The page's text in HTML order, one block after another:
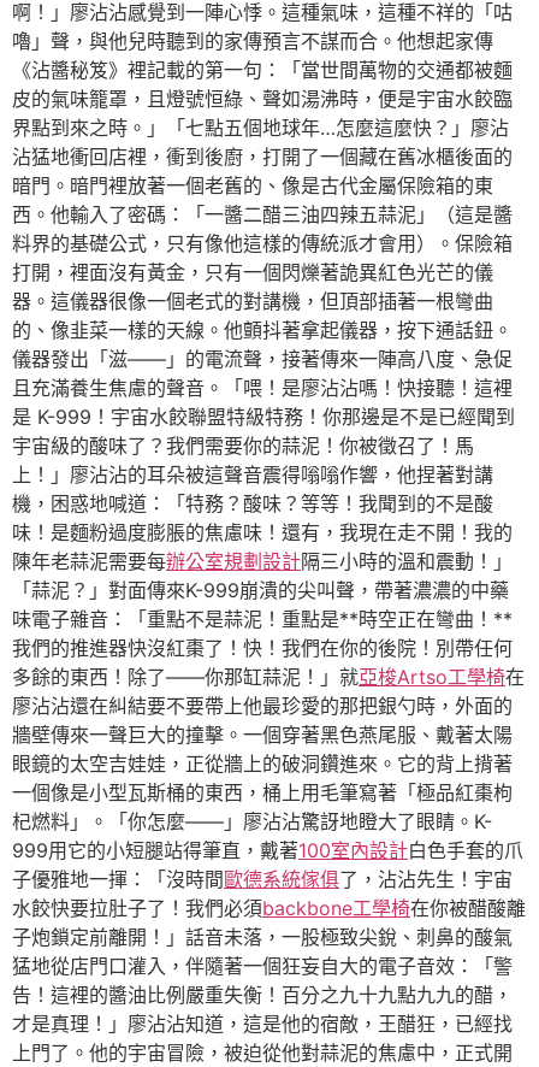
啊！」廖沾沾感覺到一陣心悸。這種氣味，這種不祥的「咕
嚕」聲，與他兒時聽到的家傳預言不謀而合。他想起家傳
《沾醬秘笈》裡記載的第一句：「當世間萬物的交通都被麵
皮的氣味籠罩，且燈號恒綠、聲如湯沸時，便是宇宙水餃臨
界點到來之時。」「七點五個地球年…怎麼這麼快？」廖沾
沾猛地衝回店裡，衝到後廚，打開了一個藏在舊冰櫃後面的
暗門。暗門裡放著一個老舊的、像是古代金屬保險箱的東
西。他輸入了密碼：「一醬二醋三油四辣五蒜泥」（這是醬
料界的基礎公式，只有像他這樣的傳統派才會用）。保險箱
打開，裡面沒有黃金，只有一個閃爍著詭異紅色光芒的儀
器。這儀器很像一個老式的對講機，但頂部插著一根彎曲
的、像韭菜一樣的天線。他顫抖著拿起儀器，按下通話鈕。
儀器發出「滋——」的電流聲，接著傳來一陣高八度、急促
且充滿養生焦慮的聲音。「喂！是廖沾沾嗎！快接聽！這裡
是 K-999！宇宙水餃聯盟特級特務！你那邊是不是已經聞到
宇宙級的酸味了？我們需要你的蒜泥！你被徵召了！馬
上！」廖沾沾的耳朵被這聲音震得嗡嗡作響，他捏著對講
機，困惑地喊道：「特務？酸味？等等！我聞到的不是酸
味！是麵粉過度膨脹的焦慮味！還有，我現在走不開！我的
陳年老蒜泥需要每辦公室規劃設計隔三小時的溫和震動！」
「蒜泥？」對面傳來K-999崩潰的尖叫聲，帶著濃濃的中藥
味電子雜音：「重點不是蒜泥！重點是**時空正在彎曲！**
我們的推進器快沒紅棗了！快！我們在你的後院！別帶任何
多餘的東西！除了——你那缸蒜泥！」就亞梭Artso工學椅在
廖沾沾還在糾結要不要帶上他最珍愛的那把銀勺時，外面的
牆壁傳來一聲巨大的撞擊。一個穿著黑色燕尾服、戴著太陽
眼鏡的太空吉娃娃，正從牆上的破洞鑽進來。它的背上揹著
一個像是小型瓦斯桶的東西，桶上用毛筆寫著「極品紅棗枸
杞燃料」。「你怎麼——」廖沾沾驚訝地瞪大了眼睛。K-
999用它的小短腿站得筆直，戴著100室內設計白色手套的爪
子優雅地一揮：「沒時間歐德系統傢俱了，沾沾先生！宇宙
水餃快要拉肚子了！我們必須backbone工學椅在你被醋酸離
子炮鎖定前離開！」話音未落，一股極致尖銳、刺鼻的酸氣
猛地從店門口灌入，伴隨著一個狂妄自大的電子音效：「警
告！這裡的醬油比例嚴重失衡！百分之九十九點九九的醋，
才是真理！」廖沾沾知道，這是他的宿敵，王醋狂，已經找
上門了。他的宇宙冒險，被迫從他對蒜泥的焦慮中，正式開